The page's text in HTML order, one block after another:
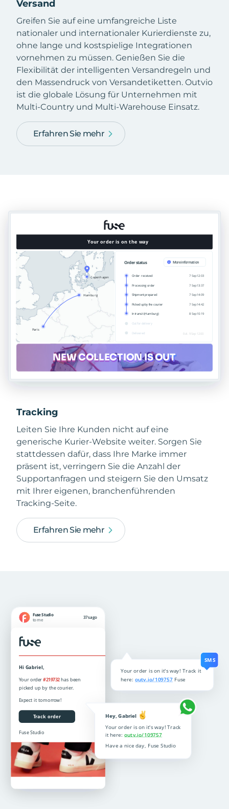
Versand
Greifen Sie auf eine umfangreiche Liste
nationaler und internationaler Kurierdienste zu,
ohne lange und kostspielige Integrationen
vornehmen zu müssen. Genießen Sie die
Flexibilität der intelligenten Versandregeln und
den Massendruck von Versandetiketten. Outvio
ist die globale Lösung für Unternehmen mit
Multi-Country und Multi-Warehouse Einsatz.
Erfahren Sie mehr
Tracking
Leiten Sie Ihre Kunden nicht auf eine
generische Kurier-Website weiter. Sorgen Sie
stattdessen dafür, dass Ihre Marke immer
präsent ist, verringern Sie die Anzahl der
Supportanfragen und steigern Sie den Umsatz
mit Ihrer eigenen, branchenführenden
Tracking-Seite.
Erfahren Sie mehr